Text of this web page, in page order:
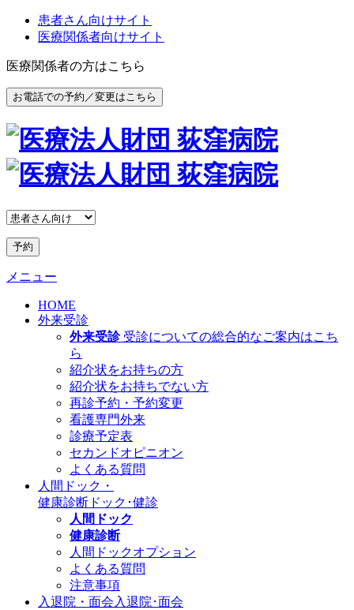
患者さん向けサイト
医療関係者向けサイト
医療関係者の方はこちら
お電話での予約／変更はこちら
予約
メニュー
HOME
外来受診
外来受診 受診についての総合的なご案内はこち
ら
紹介状をお持ちの方
紹介状をお持ちでない方
再診予約・予約変更
看護専門外来
診療予定表
セカンドオピニオン
よくある質問
人間ドック・
健康診断 ドック･健診
人間ドック
健康診断
人間ドックオプション
よくある質問
注意事項
入退院・面会 入退院･面会